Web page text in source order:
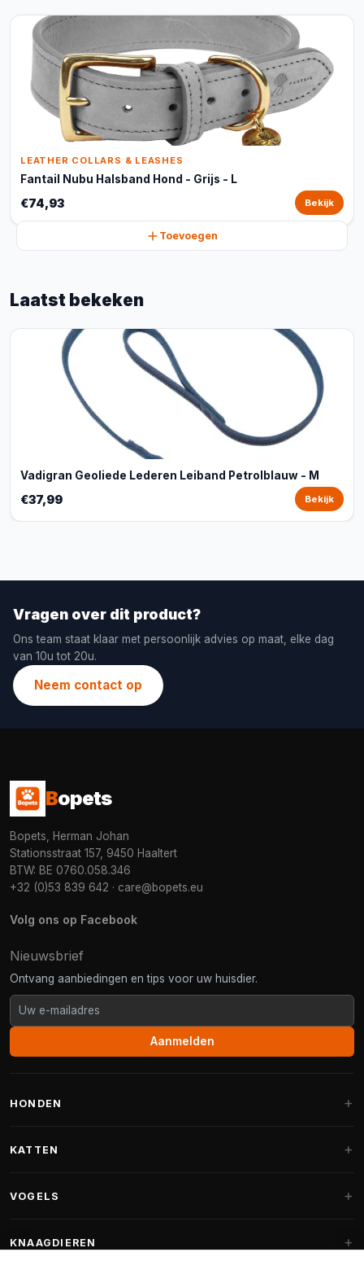
LEATHER COLLARS & LEASHES
Fantail Nubu Halsband Hond - Grijs - L
€74,93 Bekijk
Toevoegen
Laatst bekeken
Vadigran Geoliede Lederen Leiband Petrolblauw - M
€37,99 Bekijk
Vragen over dit product?
Ons team staat klaar met persoonlijk advies op maat, elke dag
van 10u tot 20u.
Neem contact op
Bopets
Bopets, Herman Johan
Stationsstraat 157, 9450 Haaltert
BTW: BE 0760.058.346
+32 (0)53 839 642 · care@bopets.eu
Volg ons op Facebook
Nieuwsbrief
Ontvang aanbiedingen en tips voor uw huisdier.
Aanmelden
HONDEN
Fantail hondenmanden
KATTEN
Krabpalen voor Maine Coon
VOGELS
KNAAGDIEREN